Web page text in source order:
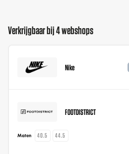
Verkrijgbaar bij 4 webshops
Nike
FOOTDISTRICT
Maten 40.5 44.5